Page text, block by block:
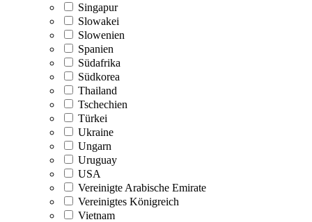
Singapur
Slowakei
Slowenien
Spanien
Südafrika
Südkorea
Thailand
Tschechien
Türkei
Ukraine
Ungarn
Uruguay
USA
Vereinigte Arabische Emirate
Vereinigtes Königreich
Vietnam